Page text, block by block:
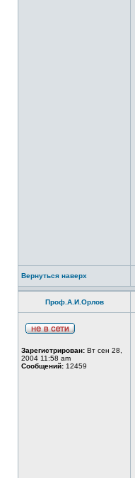
Вернуться наверх
Проф.А.И.Орлов
Зарегистрирован: Вт сен 28,
2004 11:58 am
Сообщений: 12459